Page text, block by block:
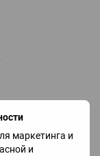
маркетинга и
и